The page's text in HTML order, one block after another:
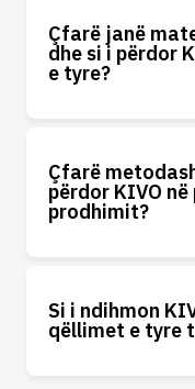
Çfarë janë
dhe si i përdor
e tyre?
Çfarë
përdor KIVO
prodhimit?
Si i ndihmon
qëllimet e tyre